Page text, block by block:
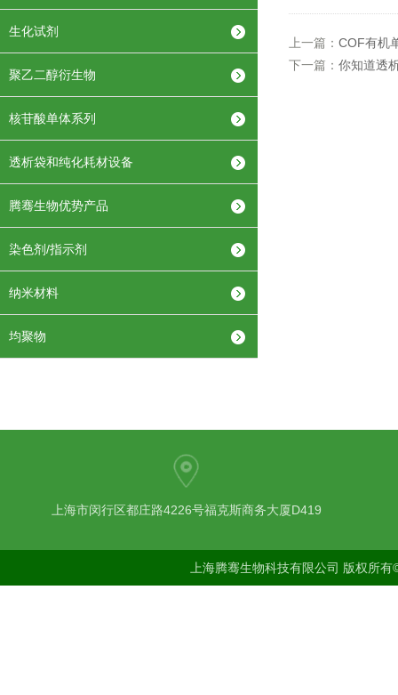
生化试剂
聚乙二醇衍生物
核苷酸单体系列
透析袋和纯化耗材设备
腾骞生物优势产品
染色剂/指示剂
纳米材料
均聚物
上一篇： COF有机
下一篇： 你知道透
上海市闵行区都庄路4226号福克斯商务大厦D419
上海腾骞生物科技有限公司 版权所